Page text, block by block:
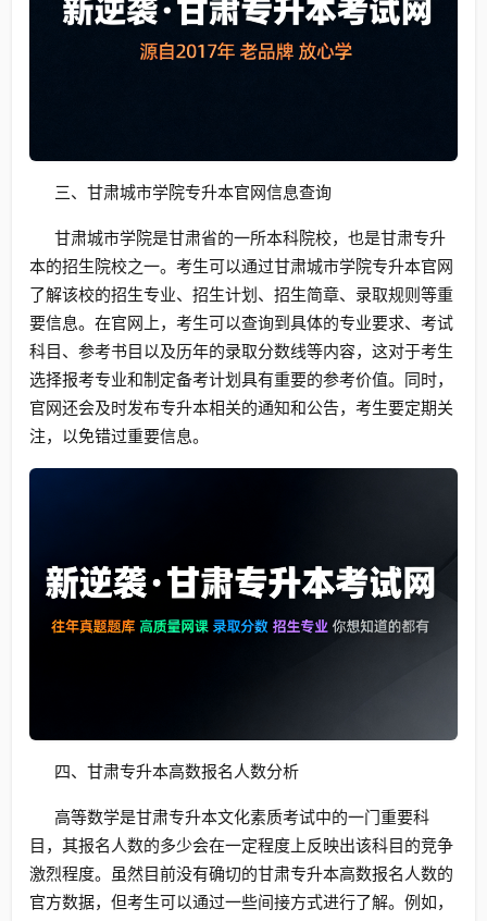
三、甘肃城市学院专升本官网信息查询
甘肃城市学院是甘肃省的一所本科院校，也是甘肃专升
本的招生院校之一。考生可以通过甘肃城市学院专升本官网
了解该校的招生专业、招生计划、招生简章、录取规则等重
要信息。在官网上，考生可以查询到具体的专业要求、考试
科目、参考书目以及历年的录取分数线等内容，这对于考生
选择报考专业和制定备考计划具有重要的参考价值。同时，
官网还会及时发布专升本相关的通知和公告，考生要定期关
注，以免错过重要信息。
四、甘肃专升本高数报名人数分析
高等数学是甘肃专升本文化素质考试中的一门重要科
目，其报名人数的多少会在一定程度上反映出该科目的竞争
激烈程度。虽然目前没有确切的甘肃专升本高数报名人数的
官方数据，但考生可以通过一些间接方式进行了解。例如，